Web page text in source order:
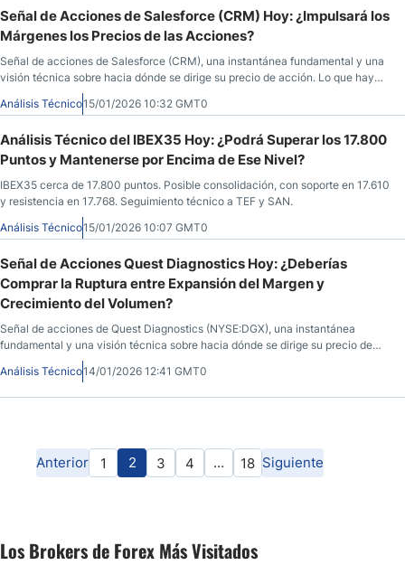
Señal de Acciones de Salesforce (CRM) Hoy: ¿Impulsará los
Márgenes los Precios de las Acciones?
Señal de acciones de Salesforce (CRM), una instantánea fundamental y una
visión técnica sobre hacia dónde se dirige su precio de acción. Lo que hay
que saber antes de que abra el mercado el 15 de enero de 2026, después de
que CRM cerrara a 239,57, bajando un 0,62% durante la sesión anterior, antes
Análisis Técnico15/01/2026 10:32 GMT0
Análisis Técnico del IBEX35 Hoy: ¿Podrá Superar los 17.800
Puntos y Mantenerse por Encima de Ese Nivel?
IBEX35 cerca de 17.800 puntos. Posible consolidación, con soporte en 17.610
y resistencia en 17.768. Seguimiento técnico a TEF y SAN.
Análisis Técnico15/01/2026 10:07 GMT0
Señal de Acciones Quest Diagnostics Hoy: ¿Deberías
Comprar la Ruptura entre Expansión del Margen y
Crecimiento del Volumen?
Señal de acciones de Quest Diagnostics (NYSE:DGX), una instantánea
fundamental y una visión técnica sobre hacia dónde se dirige su precio de
acción. Lo que debe saber antes de que abra el mercado el 14 de enero de
2026, después de que DGX cerrara en 179.96, con un aumento del 2.75%
Análisis Técnico14/01/2026 12:41 GMT0
Anterior 1 2 3 4 … 18 Siguiente
Los Brokers de Forex Más Visitados